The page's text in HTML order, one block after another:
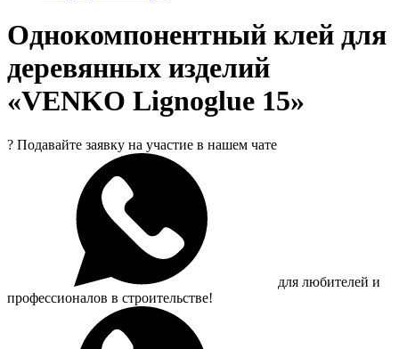
Однокомпонентный клей для
деревянных изделий
«VENKO Lignoglue 15»
? Подавайте заявку на участие в нашем чате
для любителей и
профессионалов в строительстве!